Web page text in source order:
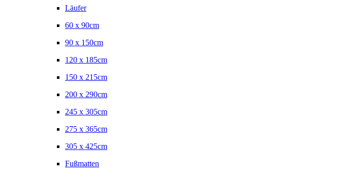
Läufer
60 x 90cm
90 x 150cm
120 x 185cm
150 x 215cm
200 x 290cm
245 x 305cm
275 x 365cm
305 x 425cm
Fußmatten